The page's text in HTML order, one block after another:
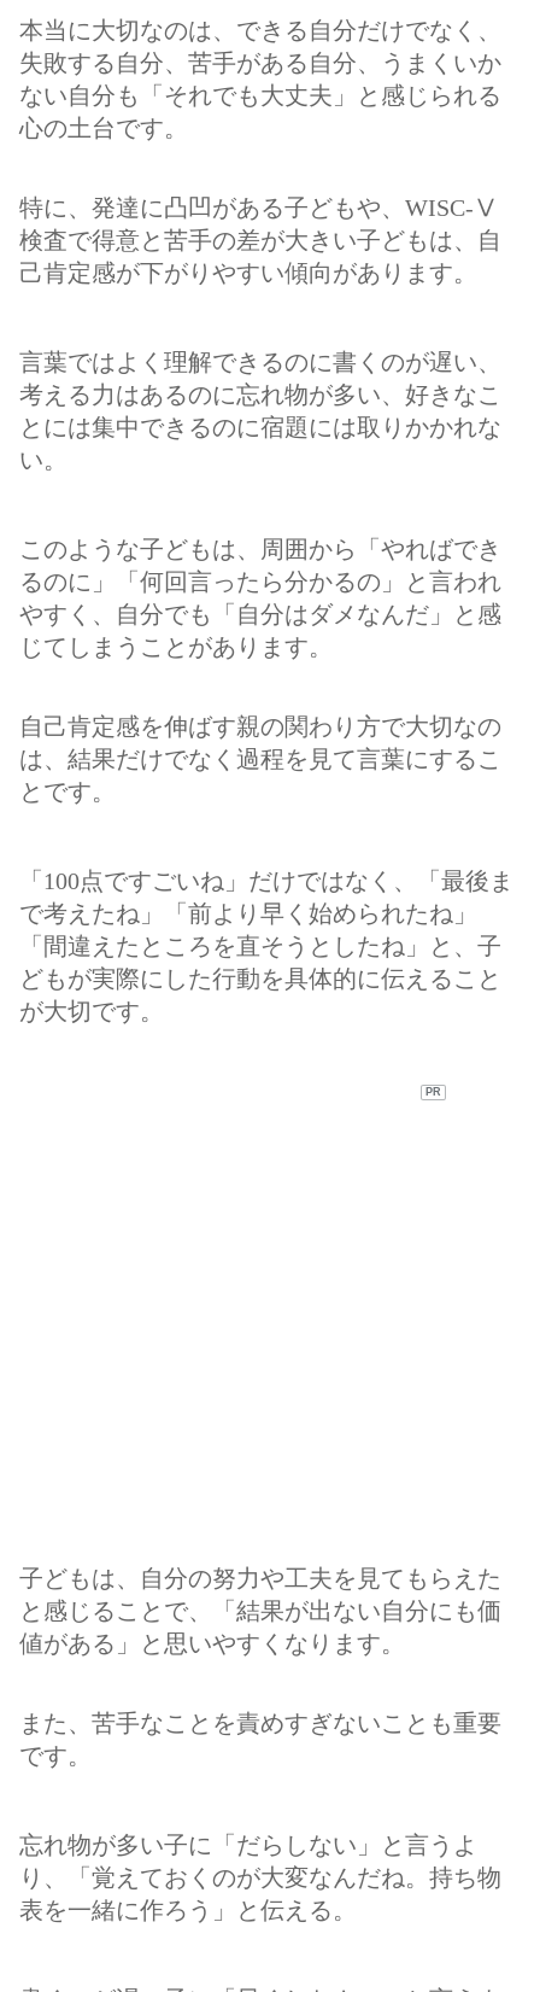
本当に大切なのは、できる自分だけでなく、
失敗する自分、苦手がある自分、うまくいか
ない自分も「それでも大丈夫」と感じられる
心の土台です。
特に、発達に凸凹がある子どもや、WISC-Ⅴ
検査で得意と苦手の差が大きい子どもは、自
己肯定感が下がりやすい傾向があります。
言葉ではよく理解できるのに書くのが遅い、
考える力はあるのに忘れ物が多い、好きなこ
とには集中できるのに宿題には取りかかれな
い。
このような子どもは、周囲から「やればでき
るのに」「何回言ったら分かるの」と言われ
やすく、自分でも「自分はダメなんだ」と感
じてしまうことがあります。
自己肯定感を伸ばす親の関わり方で大切なの
は、結果だけでなく過程を見て言葉にするこ
とです。
「100点ですごいね」だけではなく、「最後ま
で考えたね」「前より早く始められたね」
「間違えたところを直そうとしたね」と、子
どもが実際にした行動を具体的に伝えること
が大切です。
PR
子どもは、自分の努力や工夫を見てもらえた
と感じることで、「結果が出ない自分にも価
値がある」と思いやすくなります。
また、苦手なことを責めすぎないことも重要
です。
忘れ物が多い子に「だらしない」と言うよ
り、「覚えておくのが大変なんだね。持ち物
表を一緒に作ろう」と伝える。